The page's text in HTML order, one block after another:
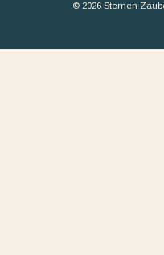
© 2026 Sternen